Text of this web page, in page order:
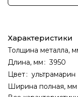
Характеристики
Толщина металла,
Длина, мм : 3950
Цвет: ультрамарин
Ширина полная, мм